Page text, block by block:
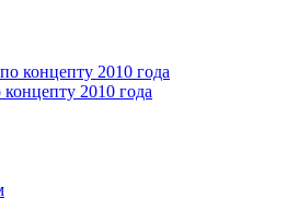
2010 года